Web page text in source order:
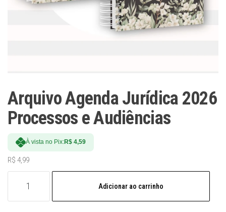
Arquivo Agenda Jurídica 2026
Processos e Audiências
À vista no Pix:R$ 4,59
R$ 4,99
Agenda
Jurídica
Adicionar ao carrinho